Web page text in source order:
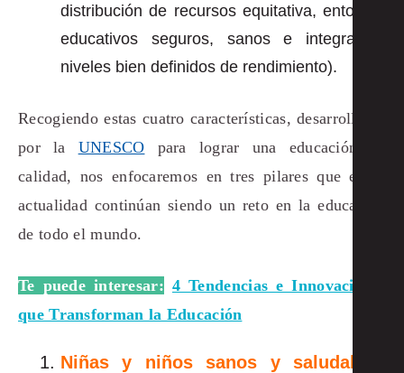
distribución de recursos equitativa, entornos
educativos seguros, sanos e integrados,
niveles bien definidos de rendimiento).
Recogiendo estas cuatro características, desarrolladas
por la UNESCO para lograr una educación de
calidad, nos enfocaremos en tres pilares que en la
actualidad continúan siendo un reto en la educación
de todo el mundo.
Te puede interesar: 4 Tendencias e Innovaciones
que Transforman la Educación
Niñas y niños sanos y saludables